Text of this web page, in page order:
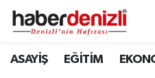
ASAYİŞ EĞİTİM
Denizli Nöbetçi